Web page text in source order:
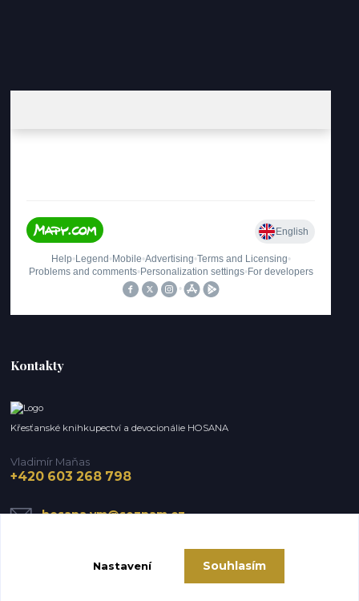
Kontakty
Křesťanské knihkupectví a devocionálie HOSANA
Vladimír Maňas
+420 603 268 798
hosana.vm@seznam.cz
Nastavení Souhlasím